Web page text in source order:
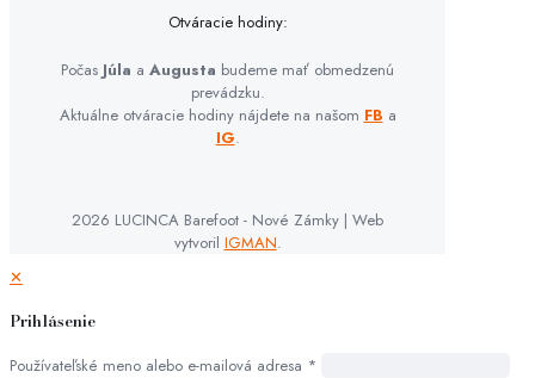
Otváracie hodiny:
Počas Júla a Augusta budeme mať obmedzenú
prevádzku.
Aktuálne otváracie hodiny nájdete na našom FB a
IG.
2026 LUCINCA Barefoot - Nové Zámky | Web
vytvoril IGMAN.
✕
Prihlásenie
Používateľské meno alebo e-mailová adresa *